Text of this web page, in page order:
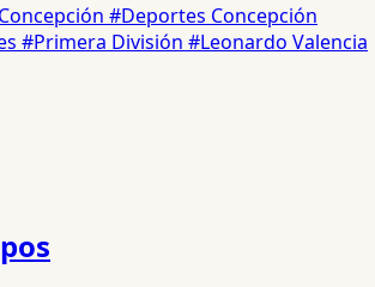
#Deportes Concepción
#Primera División #Leonardo Valencia